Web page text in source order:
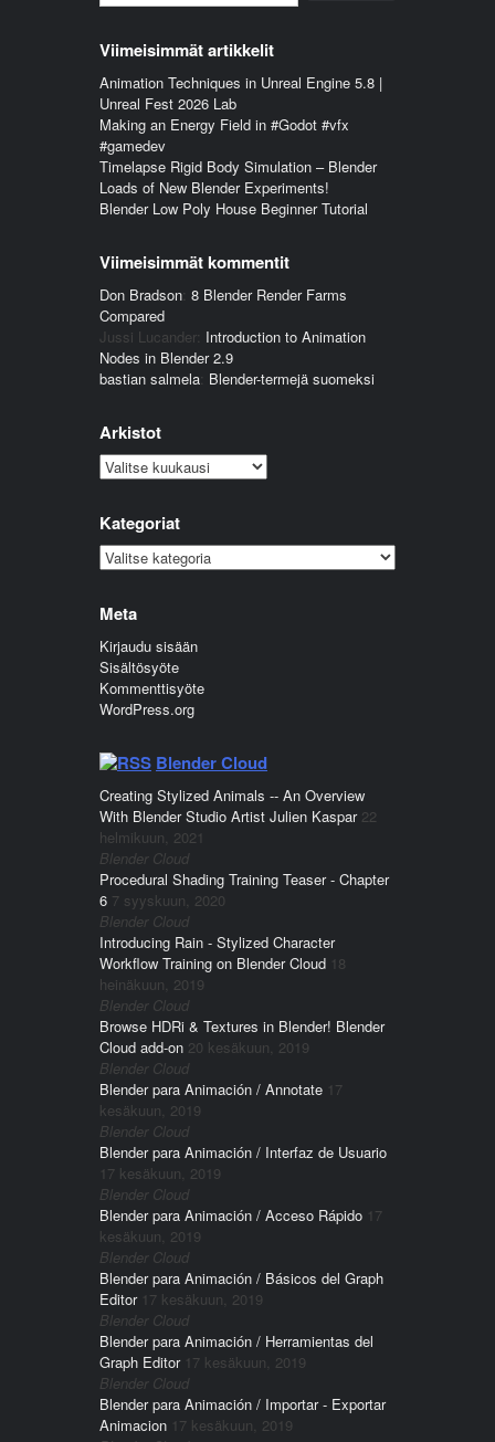
Viimeisimmät artikkelit
Animation Techniques in Unreal Engine 5.8 |
Unreal Fest 2026 Lab
Making an Energy Field in #Godot #vfx
#gamedev
Timelapse Rigid Body Simulation – Blender
Loads of New Blender Experiments!
Blender Low Poly House Beginner Tutorial
Viimeisimmät kommentit
Don Bradson: 8 Blender Render Farms
Compared
Jussi Lucander: Introduction to Animation
Nodes in Blender 2.9
bastian salmela: Blender-termejä suomeksi
Arkistot
Arkistot
Kategoriat
Kategoriat
Meta
Kirjaudu sisään
Sisältösyöte
Kommenttisyöte
WordPress.org
Blender Cloud
Creating Stylized Animals -- An Overview
With Blender Studio Artist Julien Kaspar 22
helmikuun, 2021
Blender Cloud
Procedural Shading Training Teaser - Chapter
6 7 syyskuun, 2020
Blender Cloud
Introducing Rain - Stylized Character
Workflow Training on Blender Cloud 18
heinäkuun, 2019
Blender Cloud
Browse HDRi & Textures in Blender! Blender
Cloud add-on 20 kesäkuun, 2019
Blender Cloud
Blender para Animación / Annotate 17
kesäkuun, 2019
Blender Cloud
Blender para Animación / Interfaz de Usuario
17 kesäkuun, 2019
Blender Cloud
Blender para Animación / Acceso Rápido 17
kesäkuun, 2019
Blender Cloud
Blender para Animación / Básicos del Graph
Editor 17 kesäkuun, 2019
Blender Cloud
Blender para Animación / Herramientas del
Graph Editor 17 kesäkuun, 2019
Blender Cloud
Blender para Animación / Importar - Exportar
Animacion 17 kesäkuun, 2019